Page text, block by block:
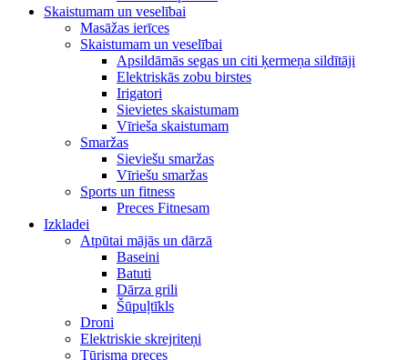
Skaistumam un veselībai
Masāžas ierīces
Skaistumam un veselībai
Apsildāmās segas un citi ķermeņa sildītāji
Elektriskās zobu birstes
Irigatori
Sievietes skaistumam
Vīrieša skaistumam
Smaržas
Sieviešu smaržas
Vīriešu smaržas
Sports un fitness
Preces Fitnesam
Izkladei
Atpūtai mājās un dārzā
Baseini
Batuti
Dārza grili
Šūpuļtīkls
Droni
Elektriskie skrejriteņi
Tūrisma preces